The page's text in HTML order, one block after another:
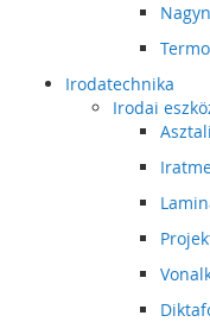
Irodatechnika
Irodai